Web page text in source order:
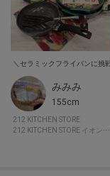
みみみ
155cm
212 KITCHEN STORE
212 KITCHEN STORE イオンモール新小松